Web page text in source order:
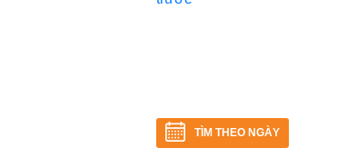
TÌM THEO NGÀY